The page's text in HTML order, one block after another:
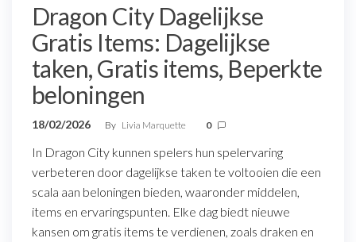
Dragon City Dagelijkse
Gratis Items: Dagelijkse
taken, Gratis items, Beperkte
beloningen
18/02/2026 By Livia Marquette 0
In Dragon City kunnen spelers hun spelervaring
verbeteren door dagelijkse taken te voltooien die een
scala aan beloningen bieden, waaronder middelen,
items en ervaringspunten. Elke dag biedt nieuwe
kansen om gratis items te verdienen, zoals draken en